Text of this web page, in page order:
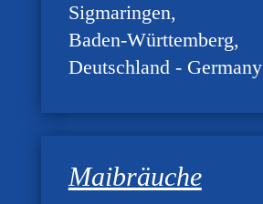
Sigmaringen
Baden-Württemberg
Deutschland - Germany
Maibräuche